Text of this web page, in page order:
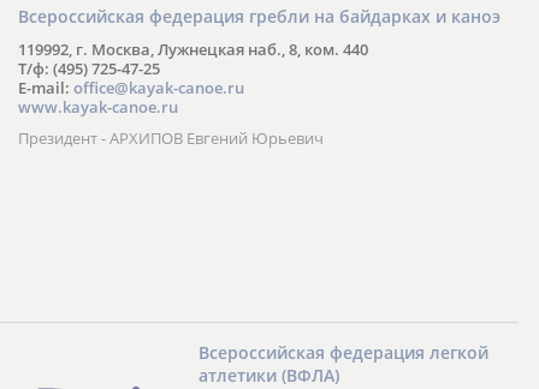
Всероссийская федерация гребли на байдарках и каноэ
119992, г. Москва, Лужнецкая наб., 8, ком. 440
Т/ф: (495) 725-47-25
E-mail: office@kayak-canoe.ru
www.kayak-canoe.ru
Президент - АРХИПОВ Евгений Юрьевич
Всероссийская федерация легкой
атлетики (ВФЛА)